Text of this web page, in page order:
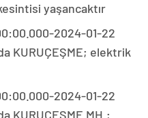
yaşancaktır
2024-01-22
KURUÇEŞME; elektrik
2024-01-22
KURUÇEŞME MH.;